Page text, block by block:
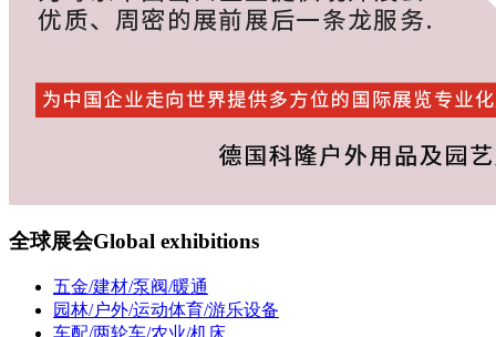
全球展会Global exhibitions
五金/建材/泵阀/暖通
园林/户外/运动体育/游乐设备